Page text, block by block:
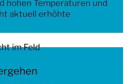
hohen Temperaturen und
aktuell erhöhte